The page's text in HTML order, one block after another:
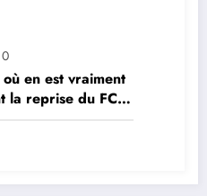
0
en est vraiment
la reprise du FC